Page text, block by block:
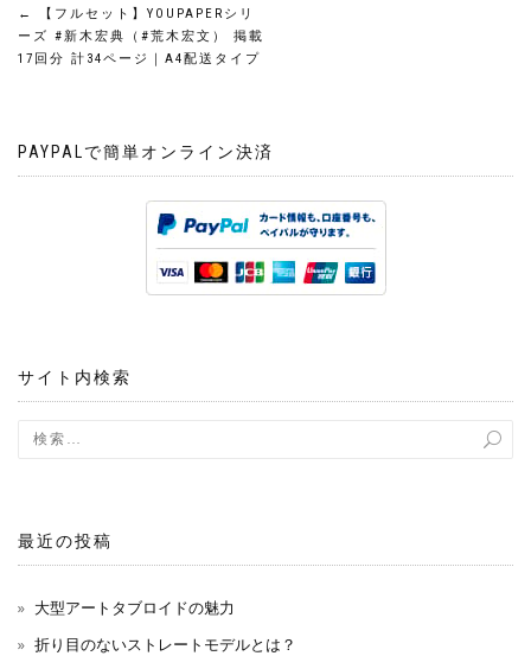
投
稿
ビ
ョ
ン
←
【フルセット】YOUPAPERシリ
ーズ #新木宏典（#荒木宏文） 掲載
17回分 計34ページ｜A4配送タイプ
PAYPALで簡単オンライン決済
サイト内検索
最近の投稿
大型アートタブロイドの魅力
折り目のないストレートモデルとは？